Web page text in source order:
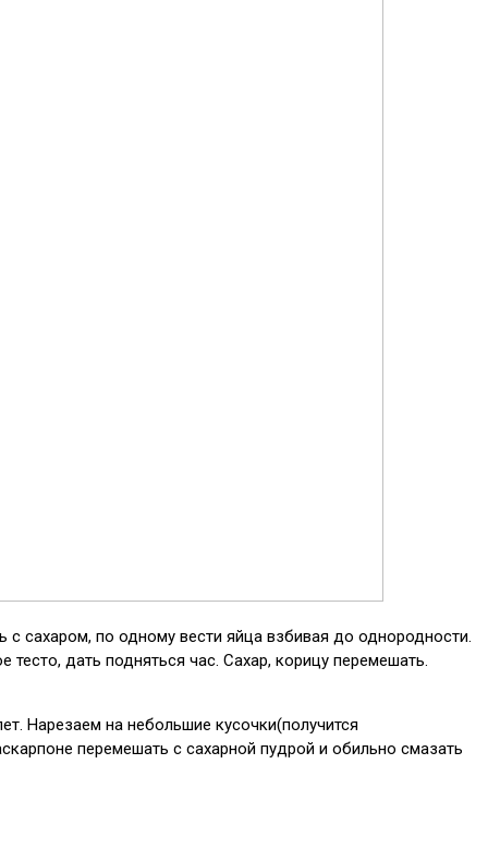
сахаром, по одному вести яйца взбивая до однородности.
дать подняться час. Сахар, корицу перемешать.
Нарезаем на небольшие кусочки(получится
перемешать с сахарной пудрой и обильно смазать